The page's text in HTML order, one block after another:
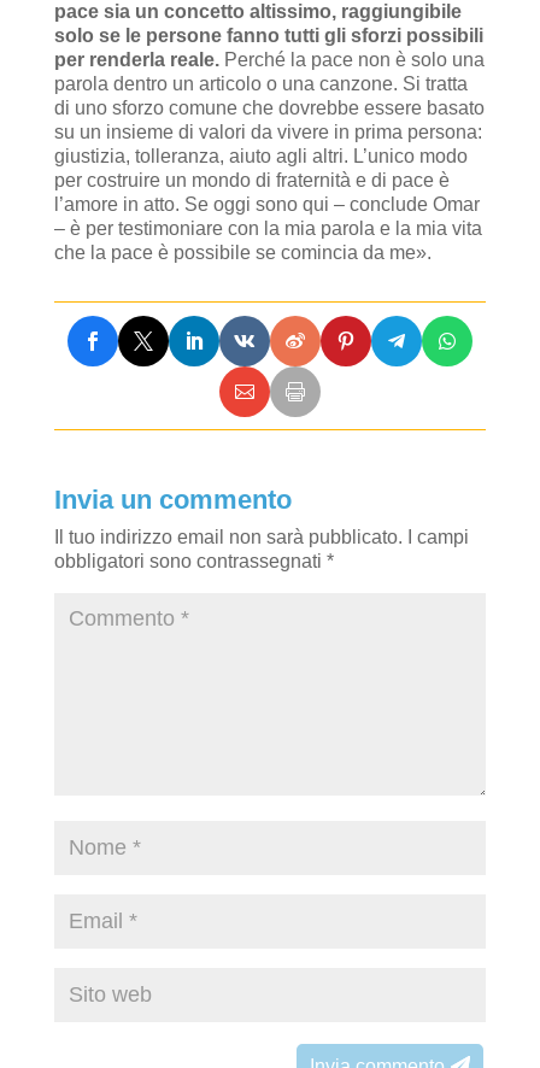
pace sia un concetto altissimo, raggiungibile
solo se le persone fanno tutti gli sforzi possibili
per renderla reale.Perché la pace non è solo una
parola dentro un articolo o una canzone. Si tratta
di uno sforzo comune che dovrebbe essere basato
su un insieme di valori da vivere in prima persona:
giustizia, tolleranza, aiuto agli altri. L’unico modo
per costruire un mondo di fraternità e di pace è
l’amore in atto. Se oggi sono qui – conclude Omar
– è per testimoniare con la mia parola e la mia vita
che la pace è possibile se comincia da me».
Invia un commento
Il tuo indirizzo email non sarà pubblicato.
I campi
obbligatori sono contrassegnati *